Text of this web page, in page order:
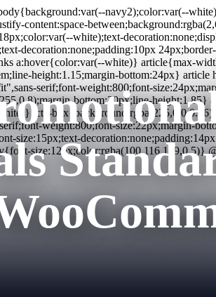
navy2);color:var(--
content:space-
white);text-
decoration:none;padding:10px
a:hover{color:var(--white)} article{max-
height:1.15;margin-bottom:24px} article
serif;font-weight:800;font-
bottom:20px;line-height:1.85}
.cta-
weight:800;font-size:22px;margin-
size:15px;text-
size:12px;color:rgba(100,116,139,0.5)}